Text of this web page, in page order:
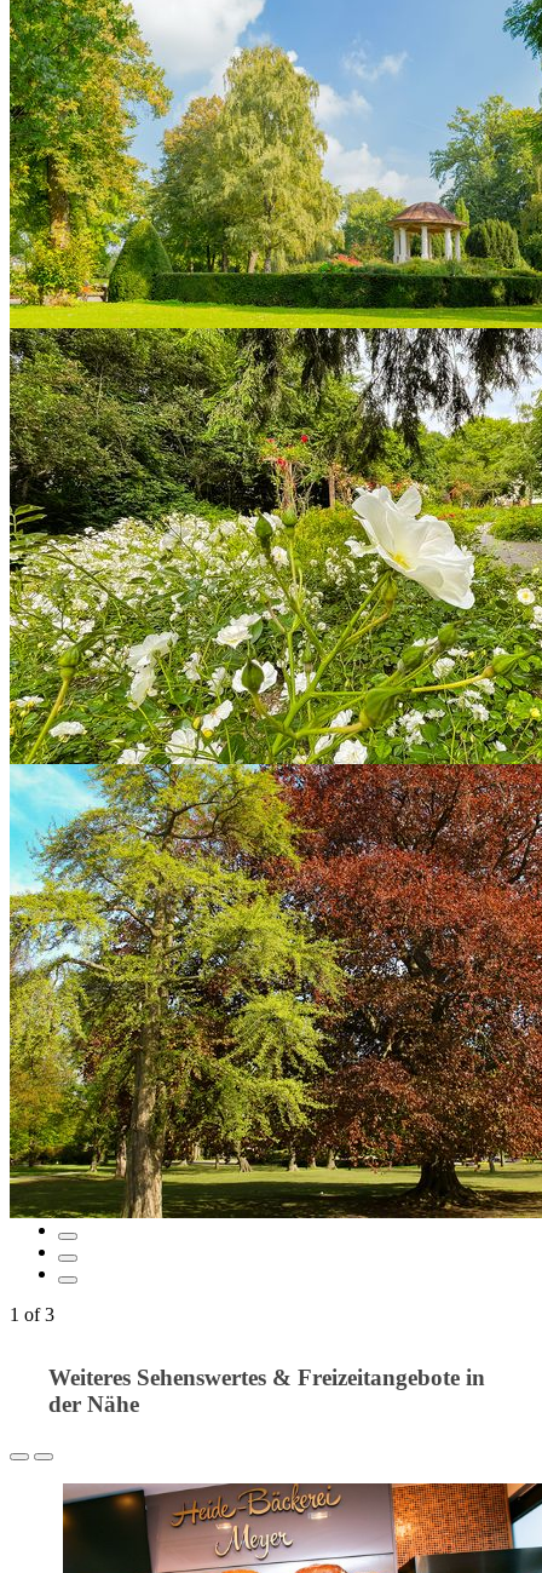
1 of 3
Weiteres Sehenswertes & Freizeitangebote in
der Nähe